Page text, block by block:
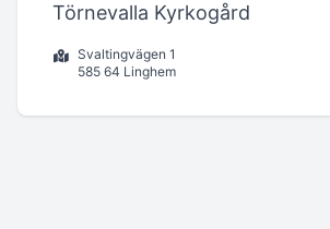
Törnevalla Kyrkogård
Svaltingvägen 1
585 64 Linghem